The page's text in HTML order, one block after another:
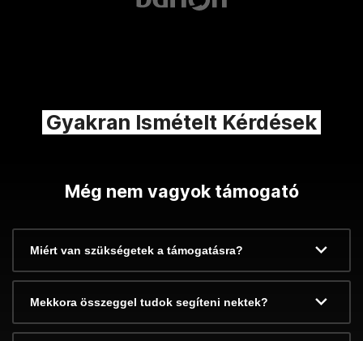
Gyakran Ismételt Kérdések
Még nem vagyok támogató
Miért van szükségetek a támogatásra?
Mekkora összeggel tudok segíteni nektek?